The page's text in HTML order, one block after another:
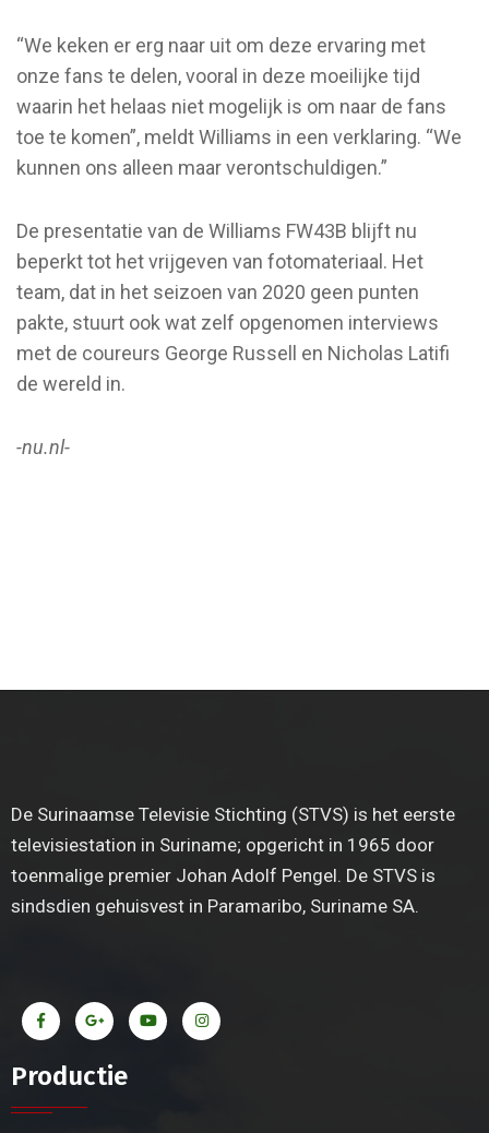
“We keken er erg naar uit om deze ervaring met
onze fans te delen, vooral in deze moeilijke tijd
waarin het helaas niet mogelijk is om naar de fans
toe te komen”, meldt Williams in een verklaring. “We
kunnen ons alleen maar verontschuldigen.”
De presentatie van de Williams FW43B blijft nu
beperkt tot het vrijgeven van fotomateriaal. Het
team, dat in het seizoen van 2020 geen punten
pakte, stuurt ook wat zelf opgenomen interviews
met de coureurs George Russell en Nicholas Latifi
de wereld in.
-nu.nl-
De Surinaamse Televisie Stichting (STVS) is het eerste
televisiestation in Suriname; opgericht in 1965 door
toenmalige premier Johan Adolf Pengel. De STVS is
sindsdien gehuisvest in Paramaribo, Suriname SA.
Productie